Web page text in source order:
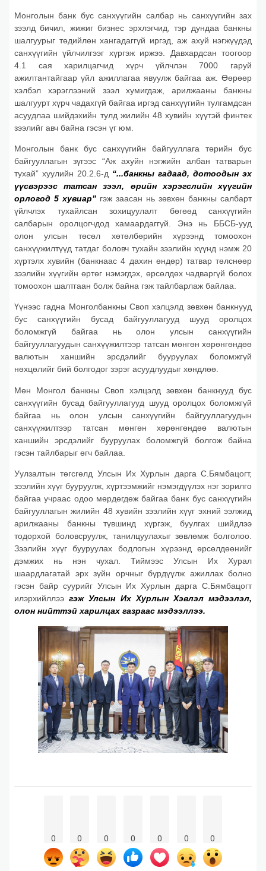
Монголын банк бус санхүүгийн салбар нь санхүүгийн зах
зээлд бичил, жижиг бизнес эрхлэгчид, тэр дундаа банкны
шалгуурыг төдийлөн хангадаггүй иргэд, аж ахуй нэгжүүдэд
санхүүгийн үйлчилгээг хүргэж иржээ. Давхардсан тоогоор
4.1 сая харилцагчид хүрч үйлчлэн 7000 гаруй
ажилтантайгаар үйл ажиллагаа явуулж байгаа аж. Өөрөөр
хэлбэл хэрэглээний зээл хумигдаж, арилжааны банкны
шалгуурт хүрч чадахгүй байгаа иргэд санхүүгийн тулгамдсан
асуудлаа шийдэхийн тулд жилийн 48 хувийн хүүтэй финтек
зээлийг авч байна гэсэн үг юм.
Монголын банк бус санхүүгийн байгууллага төрийн бус
байгууллагын зүгээс “Аж ахуйн нэгжийн албан татварын
тухай” хуулийн 20.2.6-д “...банкны гадаад, дотоодын эх
үүсвэрээс татсан зээл, өрийн хэрэгслийн хүүгийн
орлогод 5 хувиар” гэж заасан нь зөвхөн банкны салбарт
үйлчлэх тухайлсан зохицуулалт бөгөөд санхүүгийн
салбарын оролцогчдод хамаардаггүй. Энэ нь ББСБ-ууд
олон улсын төсөл хөтөлбөрийн хүрээнд томоохон
санхүүжилтүүд татдаг боловч тухайн зээлийн хүүнд нэмж 20
хүртэлх хувийн (банкнаас 4 дахин өндөр) татвар төлснөөр
зээлийн хүүгийн өртөг нэмэгдэх, өрсөлдөх чадваргүй болох
томоохон шалтгаан болж байна гэж тайлбарлаж байлаа.
Үүнээс гадна Монголбанкны Своп хэлцэлд зөвхөн банкнууд
бус санхүүгийн бусад байгууллагууд шууд оролцох
боломжгүй байгаа нь олон улсын санхүүгийн
байгууллагуудын санхүүжилтээр татсан мөнгөн хөрөнгөндөө
валютын ханшийн эрсдэлийг бууруулах боломжгүй
нөхцөлийг бий болгодог зэрэг асуудлуудыг хөндлөө.
Мөн Монгол банкны Своп хэлцэлд зөвхөн банкнууд бус
санхүүгийн бусад байгууллагууд шууд оролцох боломжгүй
байгаа нь олон улсын санхүүгийн байгууллагуудын
санхүүжилтээр татсан мөнгөн хөрөнгөндөө валютын
ханшийн эрсдэлийг бууруулах боломжгүй болгож байна
гэсэн тайлбарыг өгч байлаа.
Уулзалтын төгсгөлд Улсын Их Хурлын дарга С.Бямбацогт,
зээлийн хүүг бууруулж, хүртээмжийг нэмэгдүүлэх нэг зорилго
байгаа учраас одоо мөрдөгдөж байгаа банк бус санхүүгийн
байгууллагын жилийн 48 хувийн зээлийн хүүг эхний ээлжид
арилжааны банкны түвшинд хүргэж, буулгах шийдлээ
тодорхой боловсруулж, танилцуулахыг зөвлөмж болголоо.
Зээлийн хүүг бууруулах бодлогын хүрээнд өрсөлдөөнийг
дэмжих нь нэн чухал. Тиймээс Улсын Их Хурал
шаардлагатай эрх зүйн орчныг бүрдүүлж ажиллах болно
гэсэн байр суурийг Улсын Их Хурлын дарга С.Бямбацогт
илэрхийллээгэж Улсын Их Хурлын Хэвлэл мэдээлэл,
олон нийттэй харилцах газраас мэдээллээ.
0 0 0 0 0 0 0